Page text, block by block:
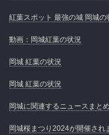
紅葉スポット 最強の城 岡城の
動画：岡城紅葉の状況
岡城 紅葉の状況
岡城 紅葉の状況
岡城に関連するニュースまとめ
岡城桜まつり2024が開催され